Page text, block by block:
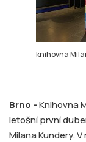
knihovna
Brno -Knihovna
letošní první
Milana Kundery.